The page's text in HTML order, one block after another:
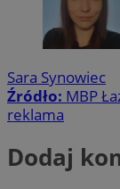
Sara Synowiec
Źródło: MBP
reklama
Dodaj